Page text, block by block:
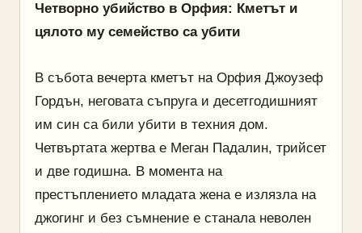
Четворно убийство в Орфия: Кметът и
цялото му семейство са убити
В събота вечерта кметът на Орфия Джоузеф
Гордън, неговата съпруга и десетгодишният
им син са били убити в техния дом.
Четвъртата жертва е Меган Падалин, трийсет
и две годишна. В момента на
престъплението младата жена е излязла на
джогинг и без съмнение е станала неволен